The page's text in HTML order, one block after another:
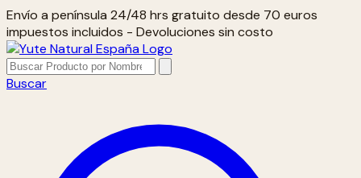
Envío a península 24/48 hrs gratuito desde 70 euros
impuestos incluidos - Devoluciones sin costo
Buscar